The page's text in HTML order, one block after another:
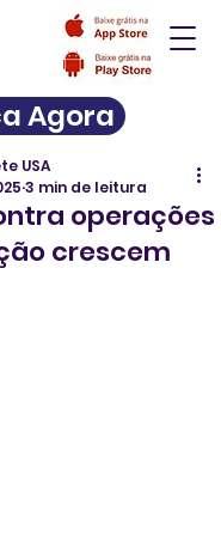
Agora
operações
crescem
USA
3 min de leitura